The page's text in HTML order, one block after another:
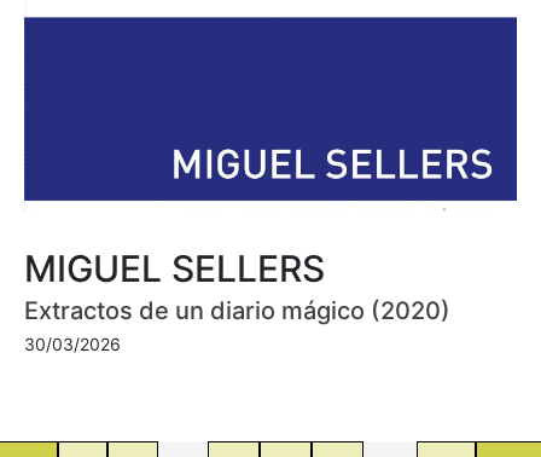
MIGUEL SELLERS
Extractos de un diario mágico (2020)
30/03/2026